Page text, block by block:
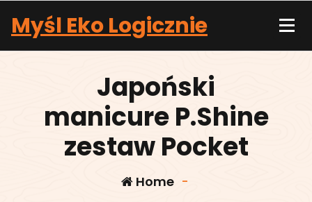
content
Myśl Eko Logicznie
Japoński
manicure P.Shine
zestaw Pocket
Home -